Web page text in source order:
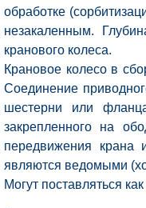
обработке
незакаленным.
кранового колеса.
Крановое колесо в
Соединение
шестерни или
закрепленного на
передвижения крана
являются ведомыми
Могут поставляться